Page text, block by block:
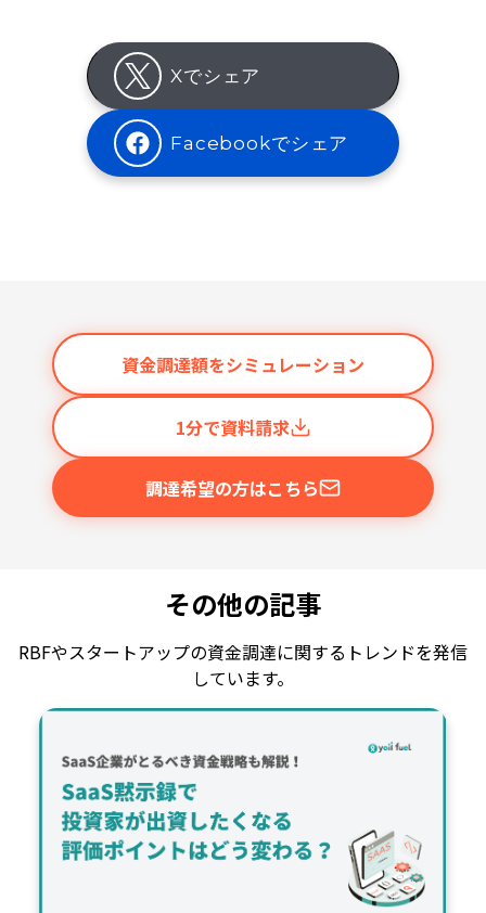
Xでシェア
Facebookでシェア
資金調達額をシミュレーション
1分で資料請求
調達希望の方はこちら
その他の記事
RBFやスタートアップの資金調達に関するトレンドを発信
しています。